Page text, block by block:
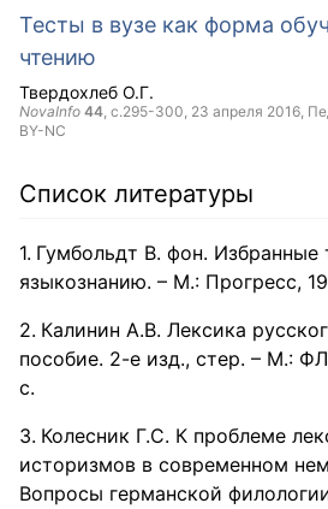
Тесты в вузе как форма
чтению
Твердохлеб О.Г.
NovaInfo 44, с.295-300, 23 апреля 2016,
BY-NC
Список литературы
Гумбольдт В. фон. Избранные
языкознанию. – М.: Прогресс,
Калинин А.В. Лексика
пособие. 2-е изд., стер. – М.:
с.
Колесник Г.С. К проблеме
историзмов в современном
Вопросы германской